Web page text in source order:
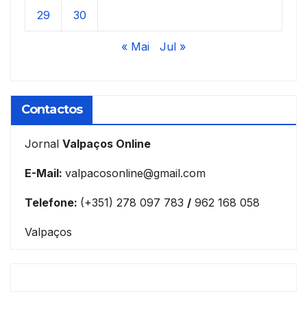
29 30
« Mai Jul »
Contactos
Jornal Valpaços Online
E-Mail: valpacosonline@gmail.com
Telefone: (+351) 278 097 783 / 962 168 058
Valpaços